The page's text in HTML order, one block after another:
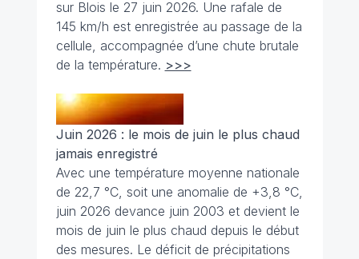
sur Blois le 27 juin 2026. Une rafale de
145 km/h est enregistrée au passage de la
cellule, accompagnée d’une chute brutale
de la température. >>>
Juin 2026 : le mois de juin le plus chaud
jamais enregistré
Avec une température moyenne nationale
de 22,7 °C, soit une anomalie de +3,8 °C,
juin 2026 devance juin 2003 et devient le
mois de juin le plus chaud depuis le début
des mesures. Le déficit de précipitations